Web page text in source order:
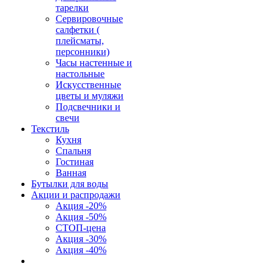
тарелки
Сервировочные
салфетки (
плейсматы,
персонники)
Часы настенные и
настольные
Искусственные
цветы и муляжи
Подсвечники и
свечи
Текстиль
Кухня
Спальня
Гостиная
Ванная
Бутылки для воды
Акции и распродажи
Акция -20%
Акция -50%
СТОП-цена
Акция -30%
Акция -40%